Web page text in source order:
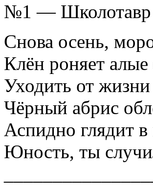
№1 — Школотавр
Снова осень,
Клён роняет
Уходить от
Чёрный абрис
Аспидно глядит
Юность, ты